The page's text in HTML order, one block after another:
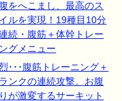
をへこまし、最高のス
ルを実現！19種目10分
続・腹筋＋体幹トレー
グメニュー
･･･腹筋トレーニング＋
ンクの連続攻撃。お腹
が激変するサーキット